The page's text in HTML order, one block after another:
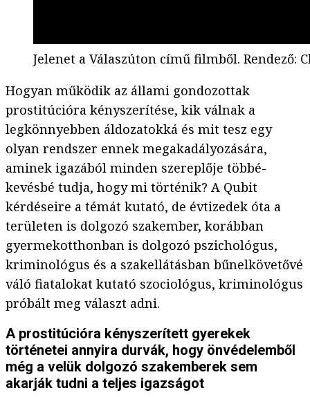
Jelenet a Válaszúton című filmből. Rendező:
Hogyan működik az állami gondozottak
prostitúcióra kényszerítése, kik válnak a
legkönnyebben áldozatokká és mit tesz egy
olyan rendszer ennek megakadályozására,
aminek igazából minden szereplője többé-
kevésbé tudja, hogy mi történik? A Qubit
kérdéseire a témát kutató, de évtizedek óta a
területen is dolgozó szakember, korábban
gyermekotthonban is dolgozó pszichológus,
kriminológus és a szakellátásban bűnelkövetővé
váló fiatalokat kutató szociológus, kriminológus
próbált meg választ adni.
A prostitúcióra kényszerített gyerekek
történetei annyira durvák, hogy önvédelemből
még a velük dolgozó szakemberek sem
akarják tudni a teljes igazságot